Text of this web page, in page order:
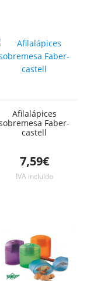
Afilalápices
Faber-
castell
7,59€
IVA incluido